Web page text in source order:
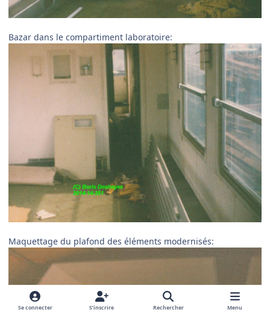
Bazar dans le compartiment laboratoire:
Maquettage du plafond des éléments modernisés:
Se connecter S’inscrire Rechercher Menu